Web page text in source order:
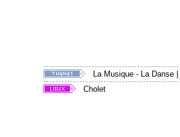
La Musique - La Danse
Cholet